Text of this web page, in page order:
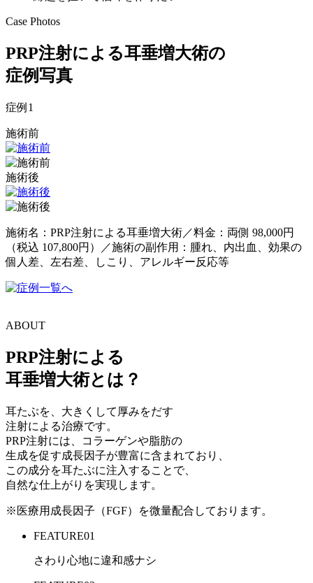
Case Photos
PRP注射による耳垂増大術の
症例写真
症例 1
施術前
施術後
施術名：PRP注射による耳垂増大術／料金：両側 98,000円
（税込 107,800円）／施術の副作用：腫れ、内出血、効果の
個人差、左右差、しこり、アレルギー反応等
ABOUT
PRP注射による
耳垂増大術とは？
耳たぶを、大きくして厚みをだす
注射による治療です。
PRP注射には、コラーゲンや脂肪の
生成を促す成長因子が豊富に含まれており、
この成分を耳たぶに注入することで、
自然な仕上がりを実現します。
※医療用成長因子（FGF）を微量配合しております。
FEATURE01
さわり心地に違和感ナシ